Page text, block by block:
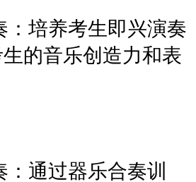
培养考生即兴演奏
的音乐创造力和表
通过器乐合奏训